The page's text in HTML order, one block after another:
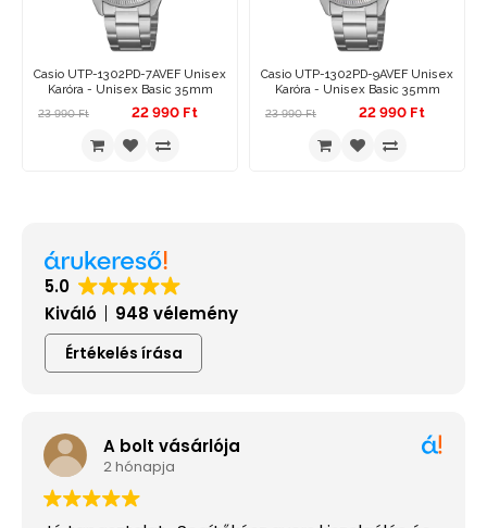
Casio UTP-1302PD-7AVEF Unisex
Karóra - Unisex Basic 35mm
23 990 Ft 22 990 Ft
Casio UTP-1302PD-9AVEF Unisex
Karóra - Unisex Basic 35mm
23 990 Ft 22 990 Ft